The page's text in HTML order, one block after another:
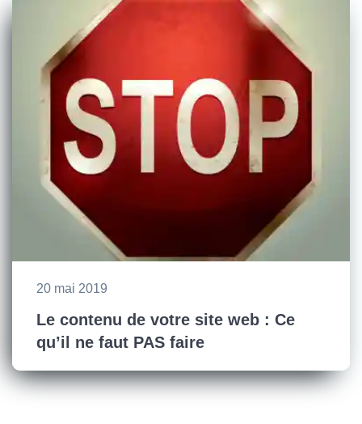
20 mai 2019
Le contenu de votre site web : Ce
qu’il ne faut PAS faire